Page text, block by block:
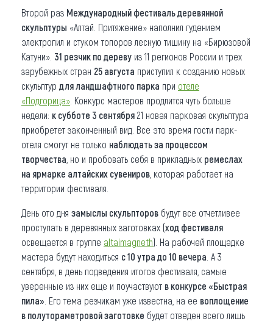
Второй раз Международный фестиваль деревянной
скульптуры «Алтай. Притяжение» наполнил гудением
электропил и стуком топоров лесную тишину на «Бирюзовой
Катуни». 31 резчик по дереву из 11 регионов России и трех
зарубежных стран 25 августа приступил к созданию новых
скульптур для ландшафтного парка при отеле
«Подгорица» . Конкурс мастеров продлится чуть больше
недели: к субботе 3 сентября 21 новая парковая скульптура
приобретет законченный вид. Все это время гости парк-
отеля смогут не только наблюдать за процессом
творчества , но и пробовать себя в прикладных ремеслах
на ярмарке алтайских сувениров , которая работает на
территории фестиваля.
День ото дня замыслы скульпторов будут все отчетливее
проступать в деревянных заготовках (ход фестиваля
освещается в группе altaimagneth). На рабочей площадке
мастера будут находиться с 10 утра до 10 вечера . А 3
сентября, в день подведения итогов фестиваля, самые
уверенные из них еще и поучаствуют в конкурсе «Быстрая
пила» . Его тема резчикам уже известна, на ее воплощение
в полутораметровой заготовке будет отведен всего лишь